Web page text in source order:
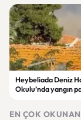
Heybeliada Deniz
Okulu’nda yangın
EN ÇOK